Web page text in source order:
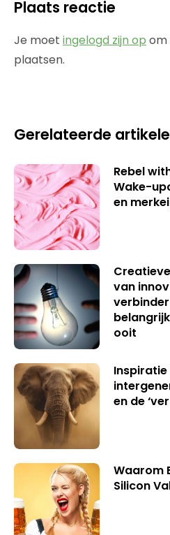
Plaats reactie
Je moet ingelogd zijn op om
plaatsen.
Gerelateerde
Rebel
Wake-
en
van
ooit
Inspiratie
en de
Waarom
Silicon